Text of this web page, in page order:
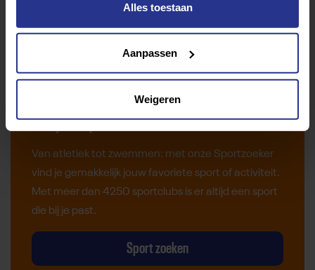
Alles toestaan
Aanpassen
Weigeren
Vind jouw sport
Van atletiek tot zwemmen: met onze Sportzoeker
vind je gemakkelijk jouw favoriete sport of activiteit.
Met meer dan 4250 sportclubs is er altijd een sport
die bij je past.
Sport zoeken